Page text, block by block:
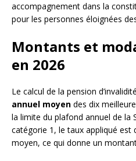
accompagnement dans la
pour les personnes éloignées
Montants et
en 2026
Le calcul de la pension
annuel moyen des dix
la limite du plafond annuel de la
catégorie 1, le taux appliqué est
moyen, ce qui donne un